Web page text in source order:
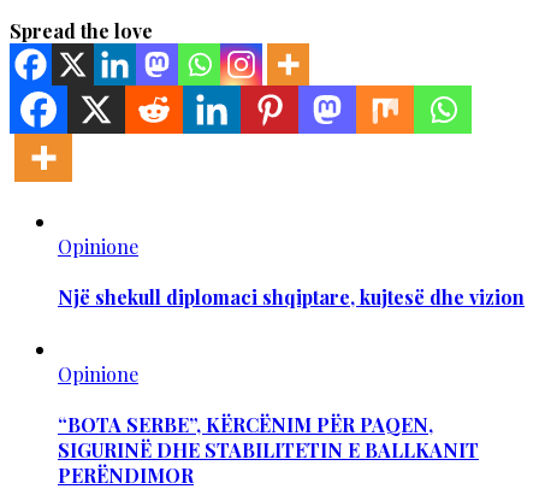
Spread the love
Opinione
Një shekull diplomaci shqiptare, kujtesë dhe vizion
Opinione
“BOTA SERBE”, KËRCËNIM PËR PAQEN,
SIGURINË DHE STABILITETIN E BALLKANIT
PERËNDIMOR